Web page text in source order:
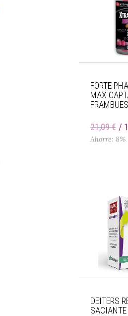
FORTE
MAX
21,09 €
Ahorre: 8%
DEITERS